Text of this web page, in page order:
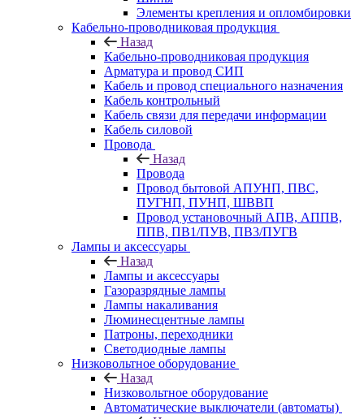
Элементы крепления и опломбировки
Кабельно-проводниковая продукция
Назад
Кабельно-проводниковая продукция
Арматура и провод СИП
Кабель и провод специального назначения
Кабель контрольный
Кабель связи для передачи информации
Кабель силовой
Провода
Назад
Провода
Провод бытовой АПУНП, ПВС,
ПУГНП, ПУНП, ШВВП
Провод установочный АПВ, АППВ,
ППВ, ПВ1/ПУВ, ПВ3/ПУГВ
Лампы и аксессуары
Назад
Лампы и аксессуары
Газоразрядные лампы
Лампы накаливания
Люминесцентные лампы
Патроны, переходники
Светодиодные лампы
Низковольтное оборудование
Назад
Низковольтное оборудование
Автоматические выключатели (автоматы)